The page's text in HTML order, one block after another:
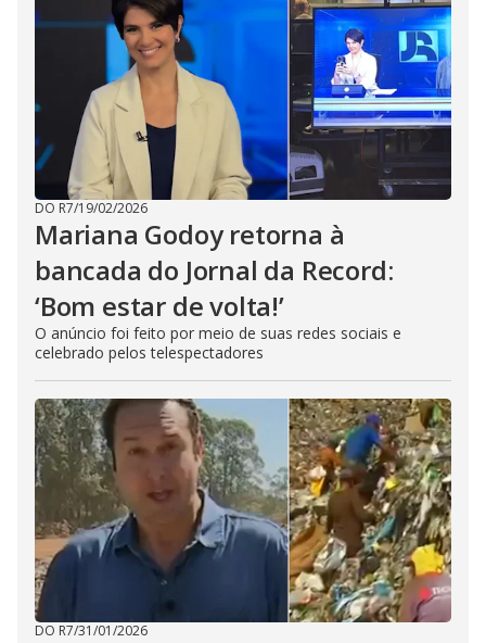
DO R7/19/02/2026
Mariana Godoy retorna à
bancada do Jornal da Record:
‘Bom estar de volta!’
O anúncio foi feito por meio de suas redes sociais e
celebrado pelos telespectadores
DO R7/31/01/2026